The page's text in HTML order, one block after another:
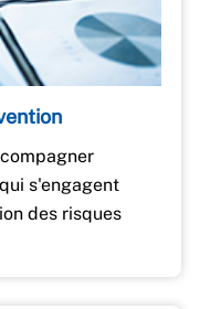
s'engagent
des risques